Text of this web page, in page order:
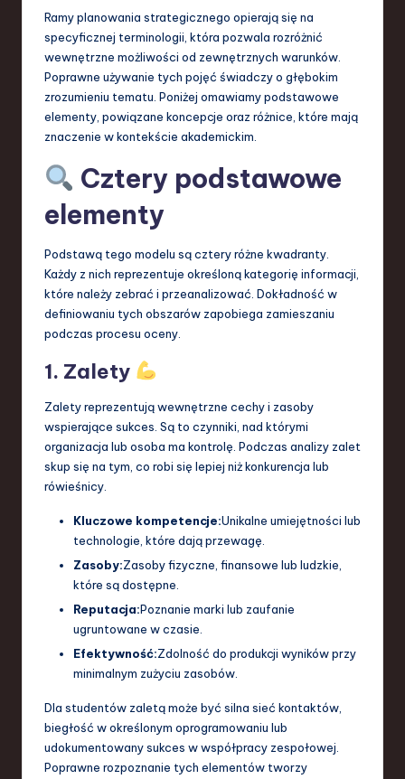
T
d
o
Ramy planowania strategicznego opierają się na
specyficznej terminologii, która pozwala rozróżnić
wewnętrzne możliwości od zewnętrznych warunków.
Poprawne używanie tych pojęć świadczy o głębokim
zrozumieniu tematu. Poniżej omawiamy podstawowe
elementy, powiązane koncepcje oraz różnice, które mają
znaczenie w kontekście akademickim.
Cztery podstawowe
elementy
Podstawą tego modelu są cztery różne kwadranty.
Każdy z nich reprezentuje określoną kategorię informacji,
które należy zebrać i przeanalizować. Dokładność w
definiowaniu tych obszarów zapobiega zamieszaniu
podczas procesu oceny.
1. Zalety
Zalety reprezentują wewnętrzne cechy i zasoby
wspierające sukces. Są to czynniki, nad którymi
organizacja lub osoba ma kontrolę. Podczas analizy zalet
skup się na tym, co robi się lepiej niż konkurencja lub
rówieśnicy.
Kluczowe kompetencje:Unikalne umiejętności lub
technologie, które dają przewagę.
Zasoby:Zasoby fizyczne, finansowe lub ludzkie,
które są dostępne.
Reputacja:Poznanie marki lub zaufanie
ugruntowane w czasie.
Efektywność:Zdolność do produkcji wyników przy
minimalnym zużyciu zasobów.
Dla studentów zaletą może być silna sieć kontaktów,
biegłość w określonym oprogramowaniu lub
udokumentowany sukces w współpracy zespołowej.
Poprawne rozpoznanie tych elementów tworzy